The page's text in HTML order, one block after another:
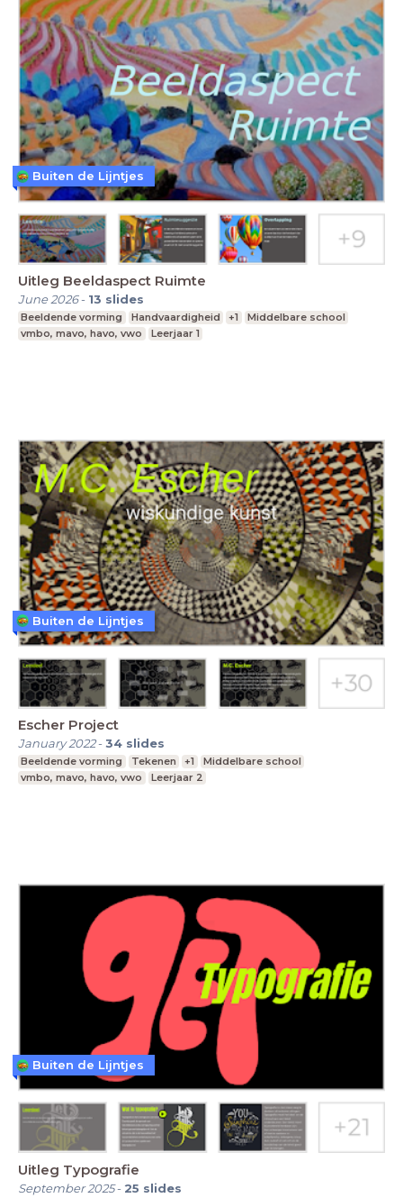
Uitleg Beeldaspect Ruimte
June 2026- 13 slides
Beeldende vorming Handvaardigheid +1
Middelbare school
vmbo, mavo, havo, vwo
Leerjaar 1
Buiten de Lijntjes
Escher Project
January 2022-34 slides
Beeldende vorming Tekenen +1
Middelbare school
vmbo, mavo, havo, vwo
Leerjaar 2
Buiten de Lijntjes
Uitleg Typografie
September 2025- 25 slides
Buiten de Lijntjes